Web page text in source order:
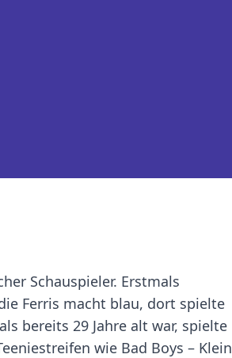
Schauspieler. Erstmals
Ferris macht blau, dort spielte
bereits 29 Jahre alt war, spielte
wie Bad Boys – Klein